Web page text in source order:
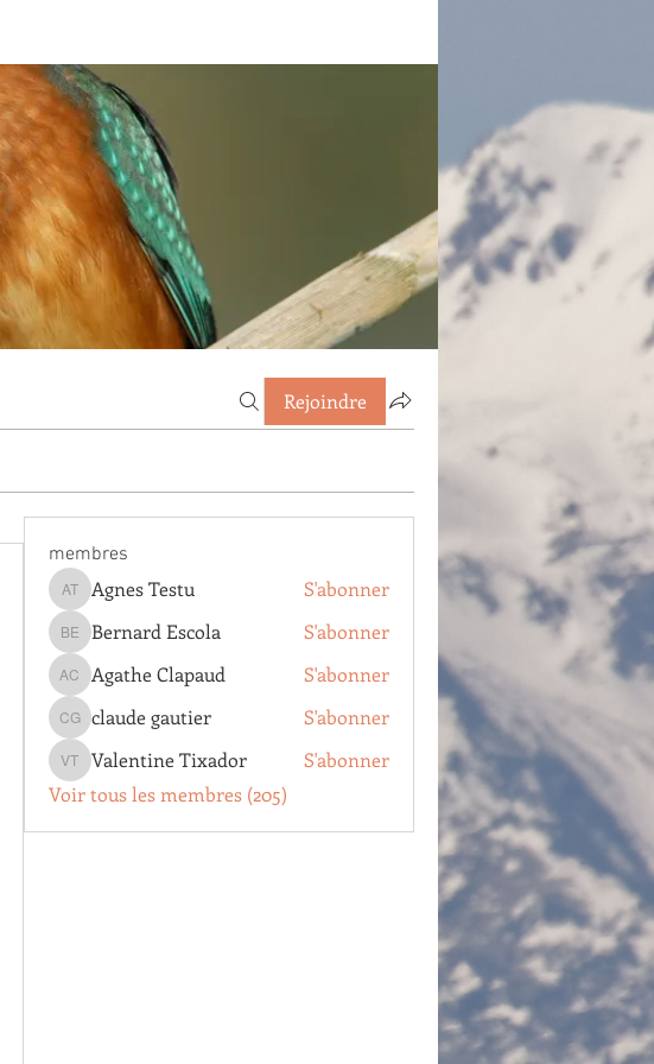
Rejoindre
membres
Agnes Testu
Agnes Testu S'abonner
Bernard Escola
Bernard Escola S'abonner
Agathe Clapaud
Agathe Clapaud S'abonner
claude gautier
claude gautier S'abonner
Valentine Tixador
Valentine Tixador
S'abonner
Voir tous les membres (205)